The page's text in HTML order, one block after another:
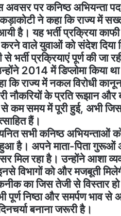
अवसर पर कनिष्ठ अभियन्ता
ने कहा कि राज्य में
आयी है। यह भर्ती प्रक्रिया
करने वाले युवाओं को संदेश
भर्ती प्रक्रियाएं पूर्ण की जा
2014 में डिप्लोमा किया
कि राज्य में नकल विरोधी
नौकरियों के प्रति रूझान और
से कम समय में पूरी हुई, अभी
हैं।
सभी कनिष्ठ
है। अपने माता-पिता गुरूओं
मिल रहा है। उन्होंने आशा
विभागों को और मजबूती
का जिस तेजी से विस्तार
निष्ठा और समर्पण भाव से
बनाना जरूरी है।